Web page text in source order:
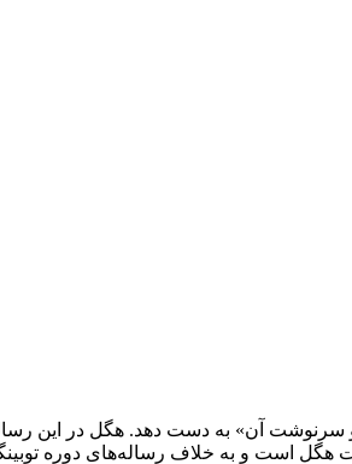
و سرنوشت آن» به دست دهد. هگل در این
است و به خلاف رساله‌های دوره